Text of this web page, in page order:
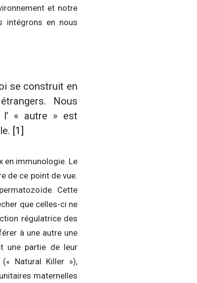
et notre
intégrons en nous
se construit en
Nous
l’ « autre » est
[1]
en immunologie. Le
de ce point de vue.
Cette
que celles-ci ne
régulatrice des
à une autre une
une partie de leur
Natural Killer »),
maternelles